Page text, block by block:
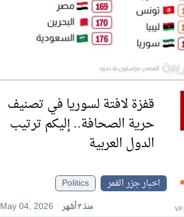
قفزة لافتة لسوريا في تصنيف
حرية الصحافة.. إليكم ترتيب
الدول العربية
اخبار جزر القمر
Politics
May 04, 2026
منذ ٣ أشهر